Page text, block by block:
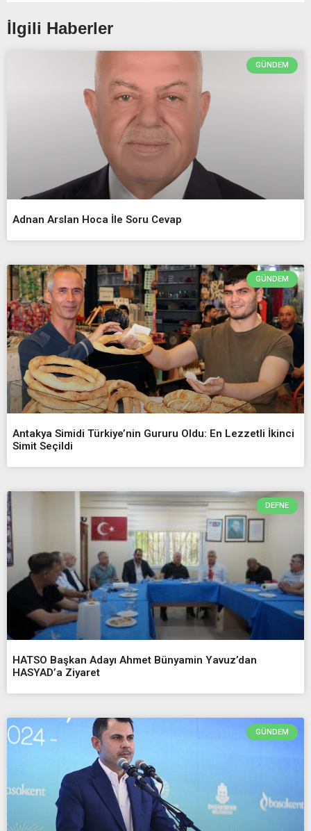
İlgili Haberler
GÜNDEM
Adnan Arslan Hoca İle Soru Cevap
GÜNDEM
Antakya Simidi Türkiye’nin Gururu Oldu: En Lezzetli İkinci
Simit Seçildi
DEFNE
HATSO Başkan Adayı Ahmet Bünyamin Yavuz’dan
HASYAD’a Ziyaret
GÜNDEM